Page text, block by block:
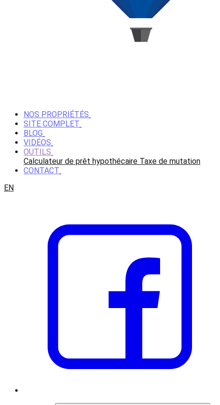
NOS PROPRIÉTÉS
SITE COMPLET
BLOG
VIDÉOS
OUTILS
Calculateur de prêt hypothécaire Taxe de mutation
CONTACT
EN